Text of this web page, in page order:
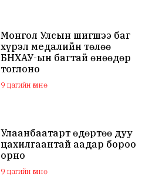
Монгол Улсын шигшээ баг
хүрэл медалийн төлөө
БНХАУ-ын багтай өнөөдөр
тоглоно
9 цагийн өмнө
Улаанбаатарт өдөртөө дуу
цахилгаантай аадар бороо
орно
9 цагийн өмнө